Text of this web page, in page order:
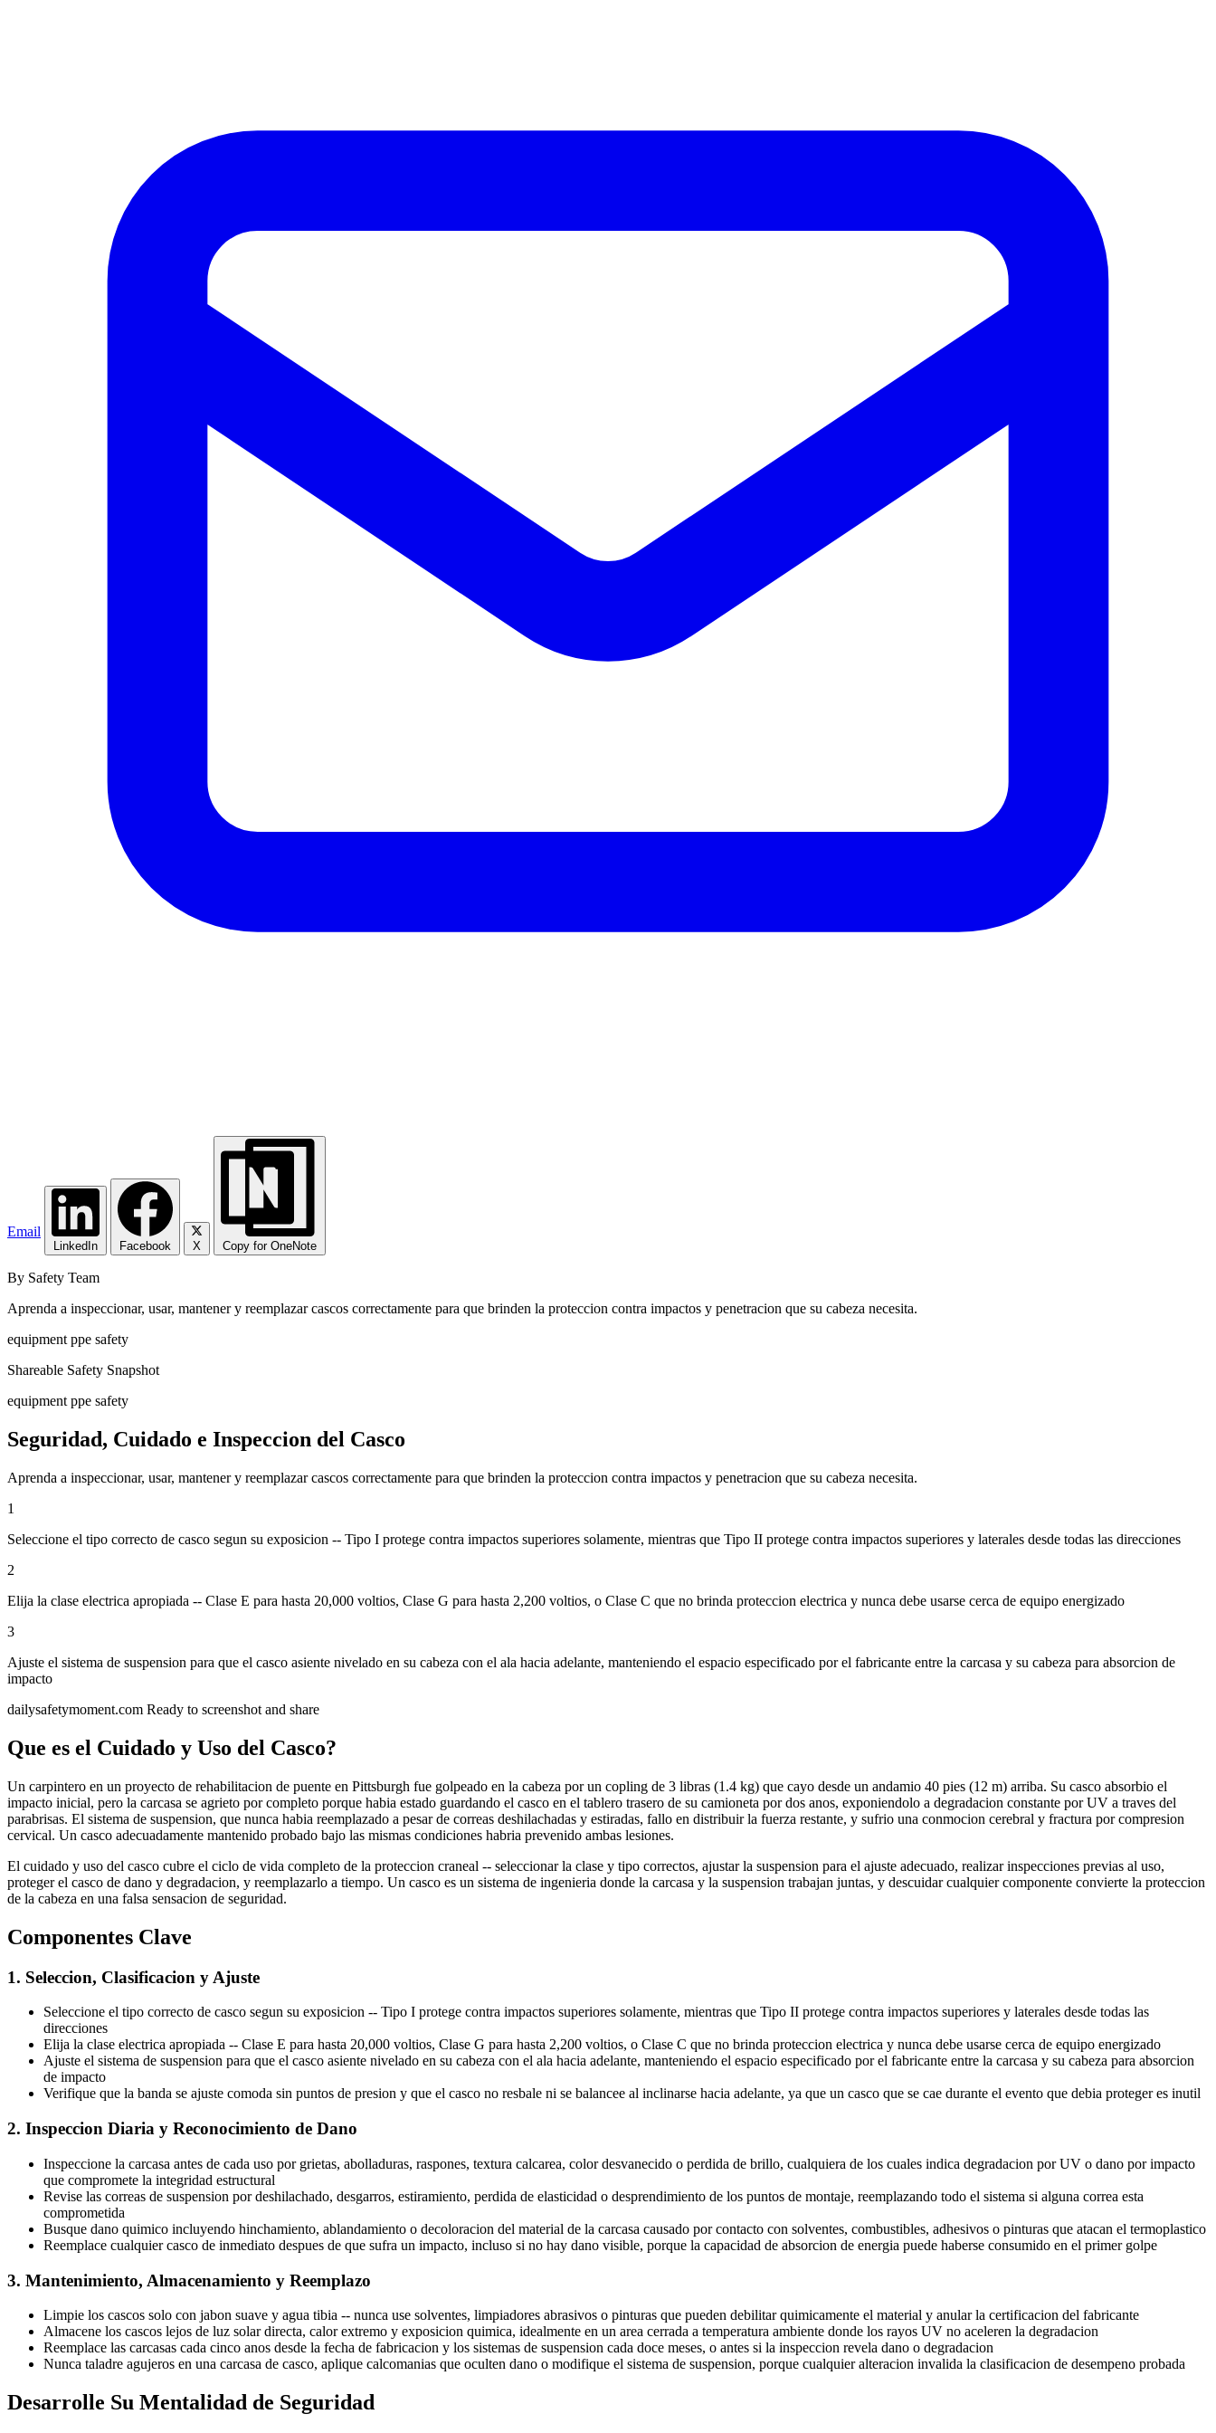
Email
LinkedIn Facebook X Copy for OneNote
By Safety Team
Aprenda a inspeccionar, usar, mantener y reemplazar cascos correctamente para que brinden la proteccion contra impactos y penetracion que su cabeza necesita.
equipment ppe safety
Shareable Safety Snapshot
equipment ppe safety
Seguridad, Cuidado e Inspeccion del Casco
Aprenda a inspeccionar, usar, mantener y reemplazar cascos correctamente para que brinden la proteccion contra impactos y penetracion que su cabeza necesita.
1
Seleccione el tipo correcto de casco segun su exposicion -- Tipo I protege contra impactos superiores solamente, mientras que Tipo II protege contra impactos superiores y laterales desde todas las direcciones
2
Elija la clase electrica apropiada -- Clase E para hasta 20,000 voltios, Clase G para hasta 2,200 voltios, o Clase C que no brinda proteccion electrica y nunca debe usarse cerca de equipo energizado
3
Ajuste el sistema de suspension para que el casco asiente nivelado en su cabeza con el ala hacia adelante, manteniendo el espacio especificado por el fabricante entre la carcasa y su cabeza para absorcion de
impacto
dailysafetymoment.com Ready to screenshot and share
Que es el Cuidado y Uso del Casco?
Un carpintero en un proyecto de rehabilitacion de puente en Pittsburgh fue golpeado en la cabeza por un copling de 3 libras (1.4 kg) que cayo desde un andamio 40 pies (12 m) arriba. Su casco absorbio el
impacto inicial, pero la carcasa se agrieto por completo porque habia estado guardando el casco en el tablero trasero de su camioneta por dos anos, exponiendolo a degradacion constante por UV a traves del
parabrisas. El sistema de suspension, que nunca habia reemplazado a pesar de correas deshilachadas y estiradas, fallo en distribuir la fuerza restante, y sufrio una conmocion cerebral y fractura por compresion
cervical. Un casco adecuadamente mantenido probado bajo las mismas condiciones habria prevenido ambas lesiones.
El cuidado y uso del casco cubre el ciclo de vida completo de la proteccion craneal -- seleccionar la clase y tipo correctos, ajustar la suspension para el ajuste adecuado, realizar inspecciones previas al uso,
proteger el casco de dano y degradacion, y reemplazarlo a tiempo. Un casco es un sistema de ingenieria donde la carcasa y la suspension trabajan juntas, y descuidar cualquier componente convierte la proteccion
de la cabeza en una falsa sensacion de seguridad.
Componentes Clave
1. Seleccion, Clasificacion y Ajuste
Seleccione el tipo correcto de casco segun su exposicion -- Tipo I protege contra impactos superiores solamente, mientras que Tipo II protege contra impactos superiores y laterales desde todas las
direcciones
Elija la clase electrica apropiada -- Clase E para hasta 20,000 voltios, Clase G para hasta 2,200 voltios, o Clase C que no brinda proteccion electrica y nunca debe usarse cerca de equipo energizado
Ajuste el sistema de suspension para que el casco asiente nivelado en su cabeza con el ala hacia adelante, manteniendo el espacio especificado por el fabricante entre la carcasa y su cabeza para absorcion
de impacto
Verifique que la banda se ajuste comoda sin puntos de presion y que el casco no resbale ni se balancee al inclinarse hacia adelante, ya que un casco que se cae durante el evento que debia proteger es inutil
2. Inspeccion Diaria y Reconocimiento de Dano
Inspeccione la carcasa antes de cada uso por grietas, abolladuras, raspones, textura calcarea, color desvanecido o perdida de brillo, cualquiera de los cuales indica degradacion por UV o dano por impacto
que compromete la integridad estructural
Revise las correas de suspension por deshilachado, desgarros, estiramiento, perdida de elasticidad o desprendimiento de los puntos de montaje, reemplazando todo el sistema si alguna correa esta
comprometida
Busque dano quimico incluyendo hinchamiento, ablandamiento o decoloracion del material de la carcasa causado por contacto con solventes, combustibles, adhesivos o pinturas que atacan el termoplastico
Reemplace cualquier casco de inmediato despues de que sufra un impacto, incluso si no hay dano visible, porque la capacidad de absorcion de energia puede haberse consumido en el primer golpe
3. Mantenimiento, Almacenamiento y Reemplazo
Limpie los cascos solo con jabon suave y agua tibia -- nunca use solventes, limpiadores abrasivos o pinturas que pueden debilitar quimicamente el material y anular la certificacion del fabricante
Almacene los cascos lejos de luz solar directa, calor extremo y exposicion quimica, idealmente en un area cerrada a temperatura ambiente donde los rayos UV no aceleren la degradacion
Reemplace las carcasas cada cinco anos desde la fecha de fabricacion y los sistemas de suspension cada doce meses, o antes si la inspeccion revela dano o degradacion
Nunca taladre agujeros en una carcasa de casco, aplique calcomanias que oculten dano o modifique el sistema de suspension, porque cualquier alteracion invalida la clasificacion de desempeno probada
Desarrolle Su Mentalidad de Seguridad